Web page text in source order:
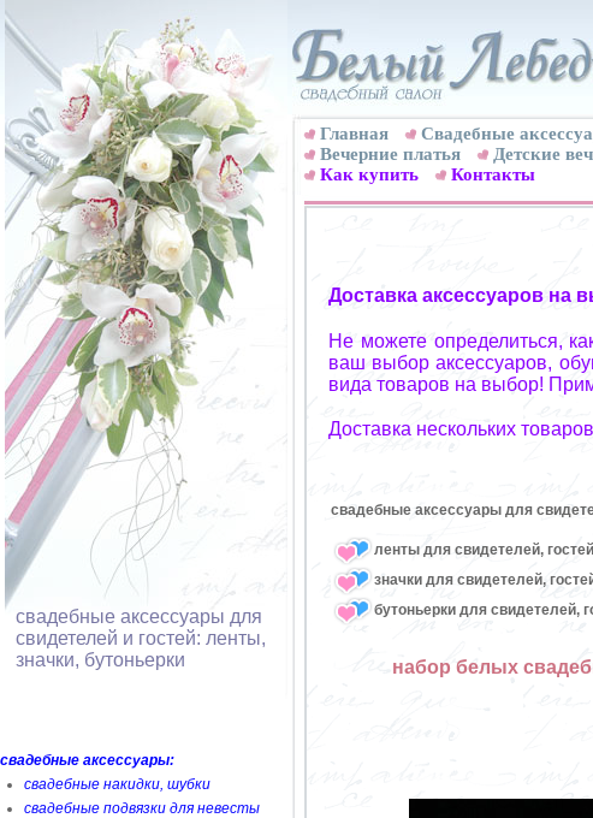
свадебные аксессуары для
свидетелей и гостей: ленты,
значки, бутоньерки
свадебные аксессуары:
свадебные накидки, шубки
свадебные подвязки для невесты
Главная Свадебные
Вечерние платья
Детские
Как купить
Контакты
Доставка аксессуаров на
Не можете определиться,
ваш выбор аксессуаров,
вида товаров на выбор!
Доставка нескольких
свадебные аксессуары для
ленты для свидетелей,
значки для свидетелей,
бутоньерки для свидетелей,
набор белых